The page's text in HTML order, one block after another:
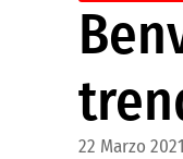
22 Marzo 2021